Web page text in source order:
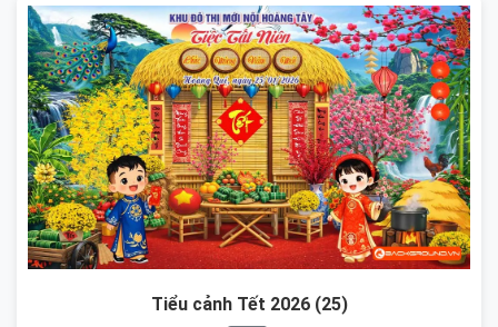
Tiểu cảnh Tết 2026 (25)